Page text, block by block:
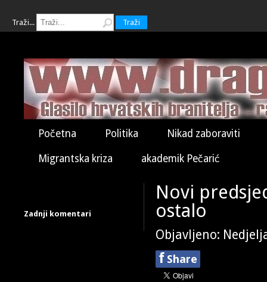
Traži... Traži
Početna Politika Nikad zaboraviti
Migrantska kriza akademik Pečarić
Zadnji komentari
Novi
ostalo
Objavljeno:
f Share